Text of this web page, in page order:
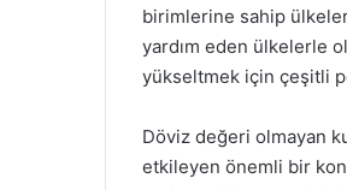
birimlerine sahip
yardım eden ülkelerle
yükseltmek için çeşitli
Döviz değeri olmayan
etkileyen önemli bir